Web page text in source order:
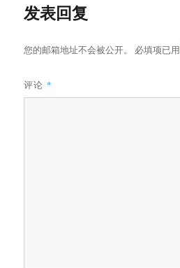
发表回复
您的邮箱地址不会被公开。 必填项已用
评论 *